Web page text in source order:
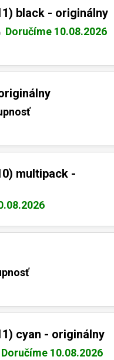
black - originálny
Doručíme 10.08.2026
multipack -
cyan - originálny
Doručíme 10.08.2026